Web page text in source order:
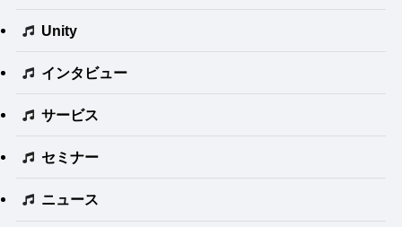
Unity
インタビュー
サービス
セミナー
ニュース